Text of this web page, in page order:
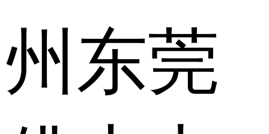
州 东莞